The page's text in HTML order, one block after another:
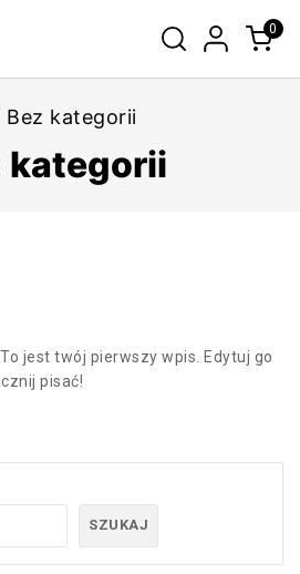
0
Bez kategorii
kategorii
jest twój pierwszy wpis. Edytuj go
pisać!
SZUKAJ